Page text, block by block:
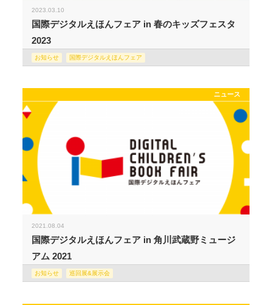
2023.03.10
国際デジタルえほんフェア in 春のキッズフェスタ
2023
お知らせ 国際デジタルえほんフェア
ニュース
2021.08.04
国際デジタルえほんフェア in 角川武蔵野ミュージ
アム 2021
お知らせ 巡回展&展示会